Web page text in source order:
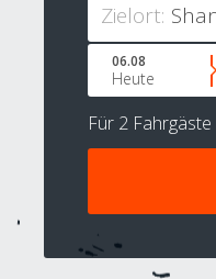
Zielort:
06.08
Heute
Für 2 Fahrgäste